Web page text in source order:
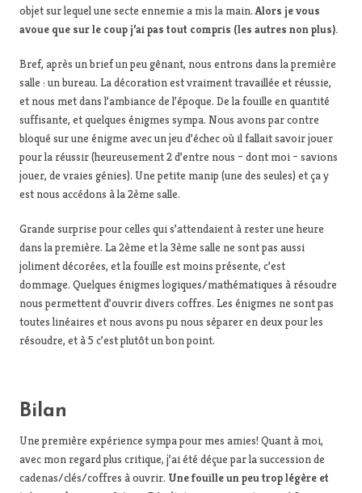
objet sur lequel une secte ennemie a mis la main.Alors je vous
avoue que sur le coup j’ai pas tout compris (les autres non plus).
Bref, après un brief un peu gênant, nous entrons dans la première
salle : un bureau. La décoration est vraiment travaillée et réussie,
et nous met dans l’ambiance de l’époque. De la fouille en quantité
suffisante, et quelques énigmes sympa. Nous avons par contre
bloqué sur une énigme avec un jeu d’échec où il fallait savoir jouer
pour la réussir (heureusement 2 d’entre nous – dont moi – savions
jouer, de vraies génies). Une petite manip (une des seules) et ça y
est nous accédons à la 2ème salle.
Grande surprise pour celles qui s’attendaient à rester une heure
dans la première. La 2ème et la 3ème salle ne sont pas aussi
joliment décorées, et la fouille est moins présente, c’est
dommage. Quelques énigmes logiques/mathématiques à résoudre
nous permettent d’ouvrir divers coffres. Les énigmes ne sont pas
toutes linéaires et nous avons pu nous séparer en deux pour les
résoudre, et à 5 c’est plutôt un bon point.
Bilan
Une première expérience sympa pour mes amies! Quant à moi,
avec mon regard plus critique, j’ai été déçue par la succession de
cadenas/clés/coffres à ouvrir. Une fouille un peu trop légère et